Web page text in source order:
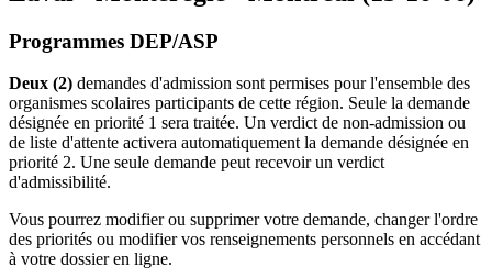
Programmes DEP/ASP
Deux (2) demandes d'admission sont permises pour l'ensemble des
organismes scolaires participants de cette région. Seule la demande
désignée en priorité 1 sera traitée. Un verdict de non-admission ou
de liste d'attente activera automatiquement la demande désignée en
priorité 2. Une seule demande peut recevoir un verdict
d'admissibilité.
Vous pourrez modifier ou supprimer votre demande, changer l'ordre
des priorités ou modifier vos renseignements personnels en accédant
à votre dossier en ligne.